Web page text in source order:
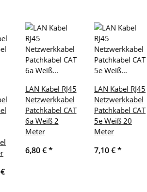
LAN Kabel RJ45
Netzwerkkabel
Patchkabel CAT
6a Weiß 2
Meter
6,80 €*
LAN Kabel RJ45
Netzwerkkabel
Patchkabel CAT
5e Weiß 20
Meter
7,10 €*